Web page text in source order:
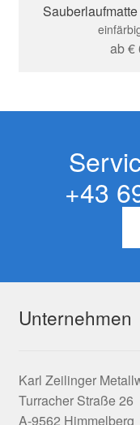
ab€
+43
Unternehmen
Karl Zeilinger
Turracher Straße 26
A-9562 Himmelberg